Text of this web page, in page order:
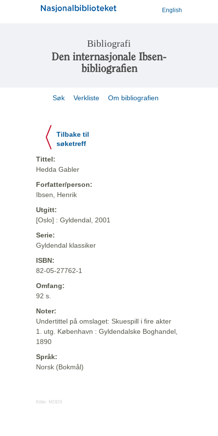
English
Bibliografi
Den internasjonale Ibsen-
bibliografien
Søk Verkliste Om bibliografien
Tilbake til
søketreff
Tittel:
Hedda Gabler
Forfatter/person:
Ibsen, Henrik
Utgitt:
[Oslo] : Gyldendal, 2001
Serie:
Gyldendal klassiker
ISBN:
82-05-27762-1
Omfang:
92 s.
Noter:
Undertittel på omslaget: Skuespill i fire akter
1. utg. København : Gyldendalske Boghandel,
1890
Språk:
Norsk (Bokmål)
Kilde: MODS